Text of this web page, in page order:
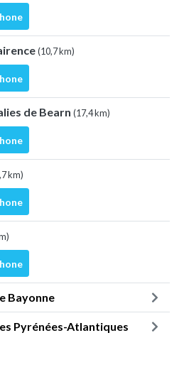
(10,7 km)
de Bearn (17,4 km)
km)
Bayonne
Pyrénées-Atlantiques